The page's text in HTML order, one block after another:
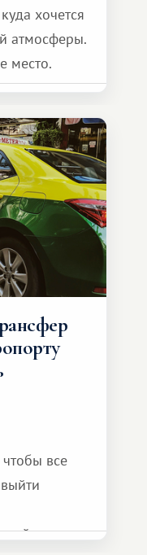
хочется
атмосферы.
место.
чтобы все